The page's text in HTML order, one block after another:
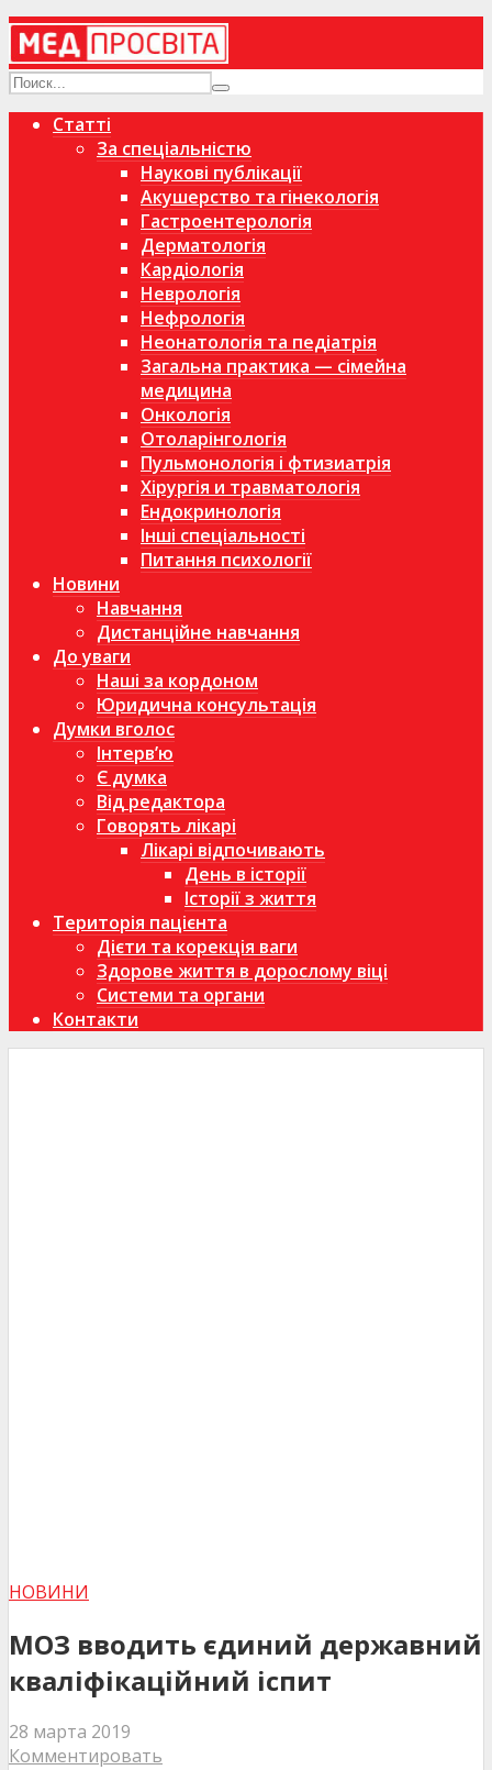
Статті
За спеціальністю
Наукові публікації
Акушерство та гінекологія
Гастроентерологія
Дерматологія
Кардіологія
Неврологія
Нефрологія
Неонатологія та педіатрія
Загальна практика — сімейна
медицина
Онкологія
Отоларінгологія
Пульмонологія і фтизиатрія
Хірургія и травматологія
Ендокринологія
Інші спеціальності
Питання психології
Новини
Навчання
Дистанційне навчання
До уваги
Наші за кордоном
Юридична консультація
Думки вголос
Інтерв’ю
Є думка
Від редактора
Говорять лікарі
Лікарі відпочивають
День в історії
Історії з життя
Територія пацієнта
Дієти та корекція ваги
Здорове життя в дорослому віці
Системи та органи
Контакти
НОВИНИ
МОЗ вводить єдиний державний
кваліфікаційний іспит
28 марта 2019
Комментировать